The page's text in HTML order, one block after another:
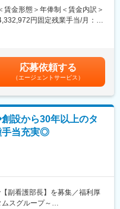
すい職場環境です。
ブランクOKです。U・Iターン
しゃいます。
を活かしてください。
し、現在ではグループ組織も
す。
ック、介護施設、訪問診療、
います。
院事業は拡大予定であり、事
募集します。
なり、病院内で総合職として
つけ、各病院での管理職を目
て病院事業部で各病院を統括
軸にキャリアアップをしてい
】
は自由、年功序列でもありま
ーや課長など管理職も多く、
金形態＞年俸制＜賃金内訳＞
円固定残業手当/月：
て算定いたします。※昇給：年
なし賃金はあくまでも目安の
可能性があります。月給(月額)
応募依頼する
（エージェントサービス）
設から30年以上のタ
手当充実◎
副看護部長】を募集／福利厚
スグループ～